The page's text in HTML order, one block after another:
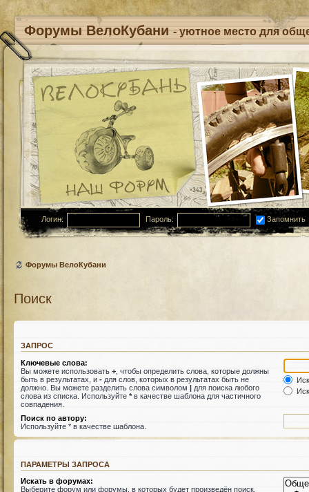
Форумы ВелоКубани - уютное место для
Логин: Пароль: Запомнить
Форумы ВелоКубани
Поиск
ЗАПРОС
Ключевые слова:
Вы можете использовать + , чтобы определить слова, которые должны
быть в результатах, и - для слов, которых в результатах быть не
должно. Вы можете разделить слова символом | для поиска любого
слова из списка. Используйте *в качестве шаблона для частичного
совпадения.
Поиск по автору:
Используйте * в качестве шаблона.
ПАРАМЕТРЫ ЗАПРОСА
Искать в форумах:
Выберите форум или форумы, в которых будет произведён поиск.